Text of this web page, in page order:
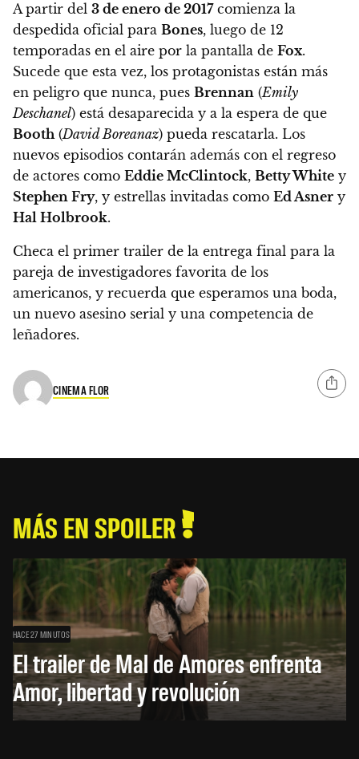
A partir del 3 de enero de 2017comienza la
despedida oficial para Bones, luego de 12
temporadas en el aire por la pantalla de Fox.
Sucede que esta vez, los protagonistas están más
en peligro que nunca, pues Brennan (Emily
Deschanel) está desaparecida y a la espera de que
Booth(David Boreanaz) pueda rescatarla. Los
nuevos episodios contarán además con el regreso
de actores como Eddie McClintock, Betty White y
Stephen Fry, y estrellas invitadas como Ed Asner y
Hal Holbrook.
Checa el primer trailer de la entrega final para la
pareja de investigadores favorita de los
americanos, y recuerda que esperamos una boda,
un nuevo asesino serial y una competencia de
leñadores.
CINEMA FLOR
MÁS EN SPOILER
HACE 27 MINUTOS
El trailer de Mal de Amores enfrenta
Amor, libertad y revolución